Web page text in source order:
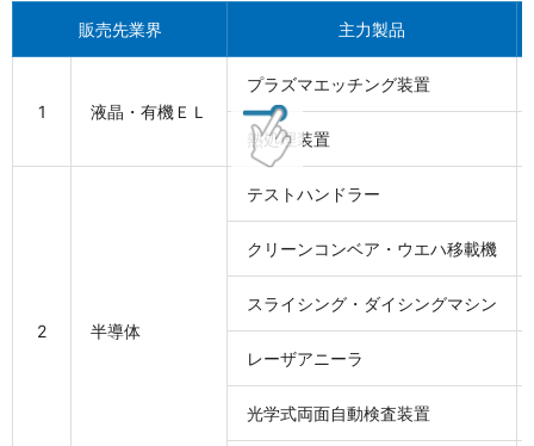
販売先業界 主力製品
1 液晶・有機ＥＬ
プラズマエッチング装置
熱処理装置
2 半導体
テストハンドラー
クリーンコンベア・ウエハ移載機
スライシング・ダイシングマシン
レーザアニーラ
光学式両面自動検査装置